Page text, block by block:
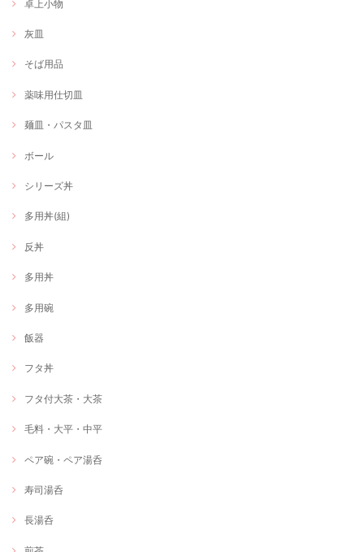
卓上小物
灰皿
そば用品
薬味用仕切皿
麺皿・パスタ皿
ボール
シリーズ丼
多用丼(組)
反丼
多用丼
多用碗
飯器
フタ丼
フタ付大茶・大茶
毛料・大平・中平
ペア碗・ペア湯呑
寿司湯呑
長湯呑